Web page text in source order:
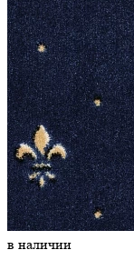
в наличии